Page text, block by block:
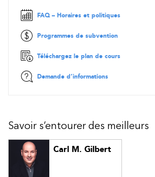
Cas pratique avec exercices, ateliers,
rôles
FAQ – Horaires et politiques
Programmes de subvention
Téléchargez le plan de cours
Demande d’informations
Savoir s’entourer des meilleurs
Carl M. Gilbert